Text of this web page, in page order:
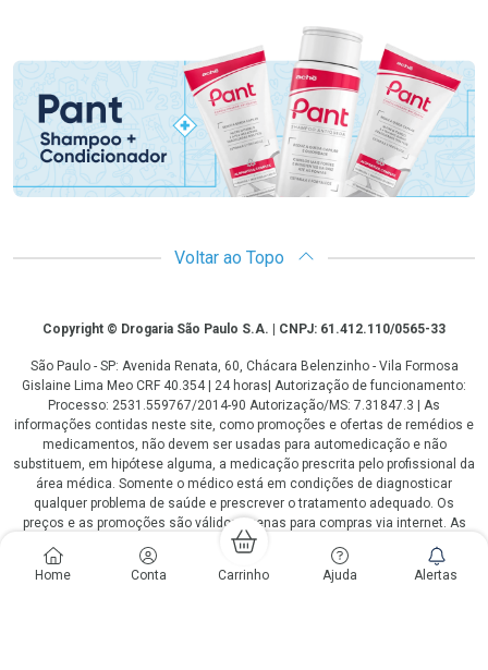
Home Conta Carrinho Ajuda Alertas
Voltar ao Topo
CopyrightCopyright © Drogaria São Paulo S.A. | CNPJ: 61.412.110/0565-33
São Paulo - SP: Avenida Renata, 60, Chácara Belenzinho - Vila Formosa
Gislaine Lima Meo CRF 40.354 | 24 horas| Autorização de funcionamento:
Processo: 2531.559767/2014-90 Autorização/MS: 7.31847.3 | As
informações contidas neste site, como promoções e ofertas de remédios e
medicamentos, não devem ser usadas para automedicação e não
substituem, em hipótese alguma, a medicação prescrita pelo profissional da
área médica. Somente o médico está em condições de diagnosticar
qualquer problema de saúde e prescrever o tratamento adequado. Os
preços e as promoções são válidos apenas para compras via internet. As
fotos contidas em nosso site são meramente ilustrativas. *Preços e
disponibilidade sujeitos a alterações no decorrer do dia. Antibióticos e
antimicrobianos vendas apenas em lojas físicas ou televendas. Portaria nº